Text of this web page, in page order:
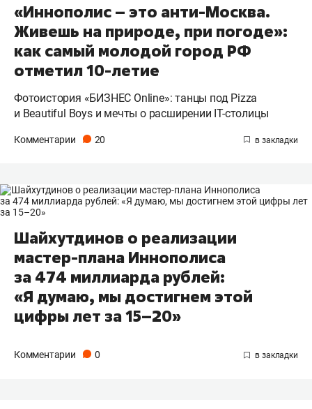
«Иннополис – это анти-Москва.
Живешь на природе, при погоде»:
как самый молодой город РФ
отметил 10-летие
Фотоистория «БИЗНЕС Online»: танцы под Pizza
и Beautiful Boys и мечты о расширении IT-столицы
Комментарии 20
Шайхутдинов о реализации
мастер-плана Иннополиса
за 474 миллиарда рублей:
«Я думаю, мы достигнем этой
цифры лет за 15–20»
Комментарии 0